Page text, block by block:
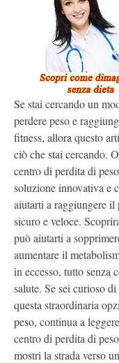
Se stai cercando un
perdere peso e
fitness, allora questo
ciò che stai cercando.
centro di perdita di
soluzione innovativa e
aiutarti a raggiungere il
sicuro e veloce.
può aiutarti a
aumentare il
in eccesso, tutto senza
salute. Se sei curioso
questa straordinaria
peso, continua a
centro di perdita di
mostri la strada verso